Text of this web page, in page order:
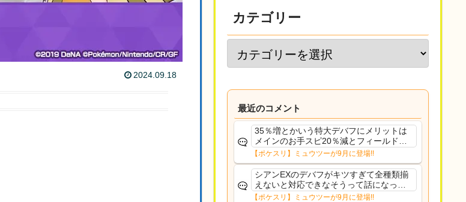
2024.09.18
カテゴリー
最近のコメント
35％増とかいう特大デバフにメリットは
メインのお手スピ20％減とフィールド効
果のみフェアリーノーマルとか引いたら
まともに料理も作れないし終わり控えめ
に言ってカス
【ポケスリ】ミュウツーが9月に登場!!
シアンEXのデバフがキツすぎて全種類揃
えないと対応できなそうって話になって
るわ
【ポケスリ】ミュウツーが9月に登場!!